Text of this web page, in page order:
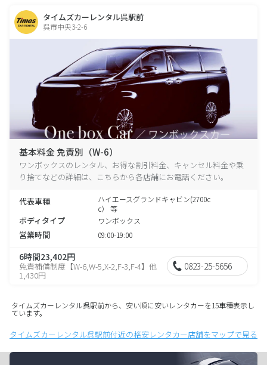
タイムズカーレンタル呉駅前
呉市中央3-2-6
基本料金 免責別（W-6）
ワンボックスのレンタル、お得な割引料金、キャンセル料金や乗
り捨てなどの詳細は、こちらから各店舗にお電話ください。
代表車種
ハイエースグランドキャビン(2700c
c） 等
ボディタイプ ワンボックス
営業時間 09:00-19:00
6時間23,402円
免責補償制度【W-6,W-5,X-2,F-3,F-4】他
1,430円
0823-25-5656
タイムズカーレンタル呉駅前から、安い順に安いレンタカーを15車種表示し
ています。
タイムズカーレンタル呉駅前付近の格安レンタカー店舗をマップで見る